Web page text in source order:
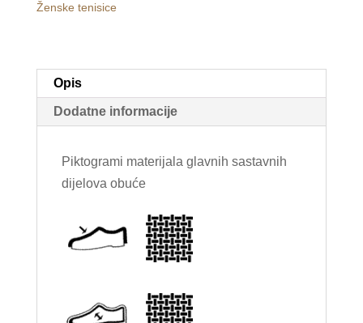
/LIAO/
Ženske tenisice
Opis
Dodatne informacije
Piktogrami materijala glavnih sastavnih
dijelova obuće